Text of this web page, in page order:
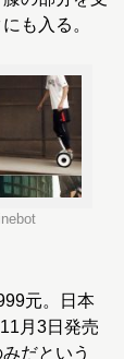
も入る。
元。日本
月3日発売
だという